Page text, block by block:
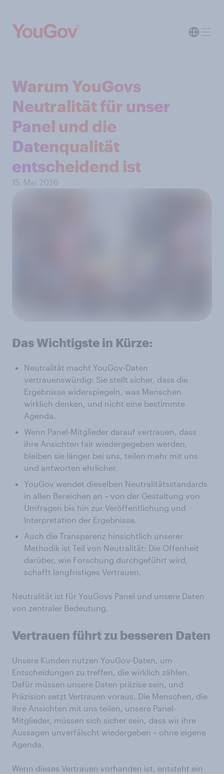
Warum YouGovs
Neutralität für unser
Panel und die
Datenqualität
entscheidend ist
15. Mai 2026
Das Wichtigste in Kürze:
Neutralität macht YouGov-Daten
vertrauenswürdig: Sie stellt sicher, dass die
Ergebnisse widerspiegeln, was Menschen
wirklich denken, und nicht eine bestimmte
Agenda.
Wenn Panel-Mitglieder darauf vertrauen, dass
ihre Ansichten fair wiedergegeben werden,
bleiben sie länger bei uns, teilen mehr mit uns
und antworten ehrlicher.
YouGov wendet dieselben Neutralitätsstandards
in allen Bereichen an – von der Gestaltung von
Umfragen bis hin zur Veröffentlichung und
Interpretation der Ergebnisse.
Auch die Transparenz hinsichtlich unserer
Methodik ist Teil von Neutralität: Die Offenheit
darüber, wie Forschung durchgeführt wird,
schafft langfristiges Vertrauen.
Neutralität ist für YouGovs Panel und unsere Daten
von zentraler Bedeutung.
Vertrauen führt zu besseren Daten
Unsere Kunden nutzen YouGov-Daten, um
Entscheidungen zu treffen, die wirklich zählen.
Dafür müssen unsere Daten präzise sein, und
Präzision setzt Vertrauen voraus. Die Menschen, die
ihre Ansichten mit uns teilen, unsere Panel-
Mitglieder, müssen sich sicher sein, dass wir ihre
Aussagen unverfälscht wiedergeben – ohne eigene
Agenda.
Wenn dieses Vertrauen vorhanden ist, entsteht ein